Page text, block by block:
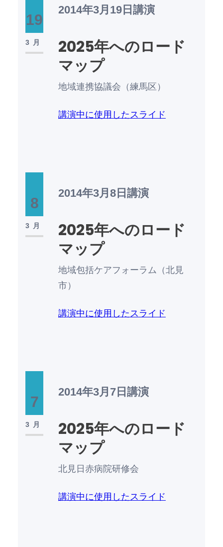
19
3月
2014年3月19日 講演
2025年へのロード
マップ
地域連携協議会（練馬区）
講演中に使用したスライド
8
3月
2014年3月8日 講演
2025年へのロード
マップ
地域包括ケアフォーラム（北見
市）
講演中に使用したスライド
7
3月
2014年3月7日 講演
2025年へのロード
マップ
北見日赤病院研修会
講演中に使用したスライド